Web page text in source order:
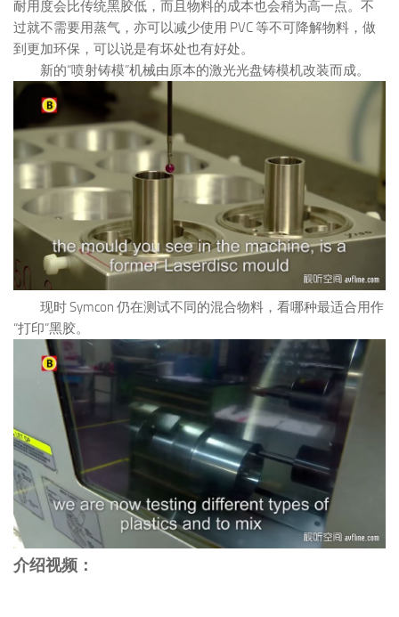
耐用度会比传统黑胶低，而且物料的成本也会稍为高一点。不
过就不需要用蒸气，亦可以减少使用 PVC 等不可降解物料，做
到更加环保，可以说是有坏处也有好处。
新的“喷射铸模”机械由原本的激光光盘铸模机改装而成。
现时 Symcon 仍在测试不同的混合物料，看哪种最适合用作
“打印”黑胶。
介绍视频：